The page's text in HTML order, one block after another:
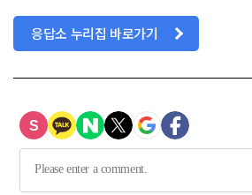
응답소 누리집 바로가기